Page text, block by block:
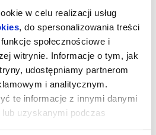
w celu realizacji usług
, do spersonalizowania treści
społecznościowe i
witrynie. Informacje o tym, jak
udostępniamy partnerom
i analitycznym.
te informacje z innymi danymi
uzyskanymi podczas